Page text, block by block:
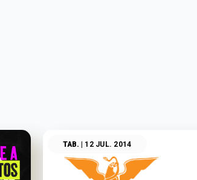
TAB. | 12 JUL. 2014